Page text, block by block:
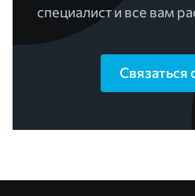
специалист и все вам
Связаться